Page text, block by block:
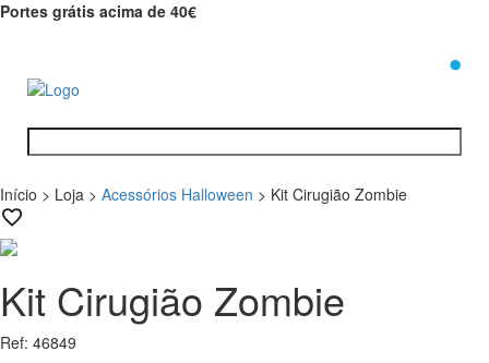
Portes grátis acima de 40€
Início > Loja > Acessórios Halloween > Kit Cirugião Zombie
Kit Cirugião Zombie
Ref: 46849